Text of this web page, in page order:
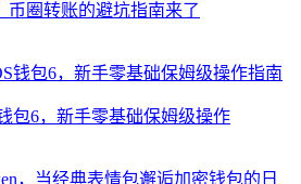
币圈转账的避坑指南来了
包6，新手零基础保姆级操作